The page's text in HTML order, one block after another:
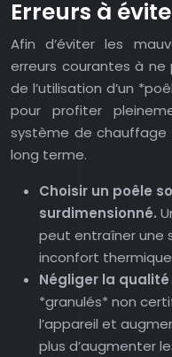
Erreurs à
Afin d’éviter les
erreurs courantes à
de l’utilisation d’un
pour profiter
système de chauffage
long terme.
Choisir un poêle
surdimensionné.
peut entraîner une
inconfort
Négliger la
*granulés* non
l’appareil et
plus d’augmenter